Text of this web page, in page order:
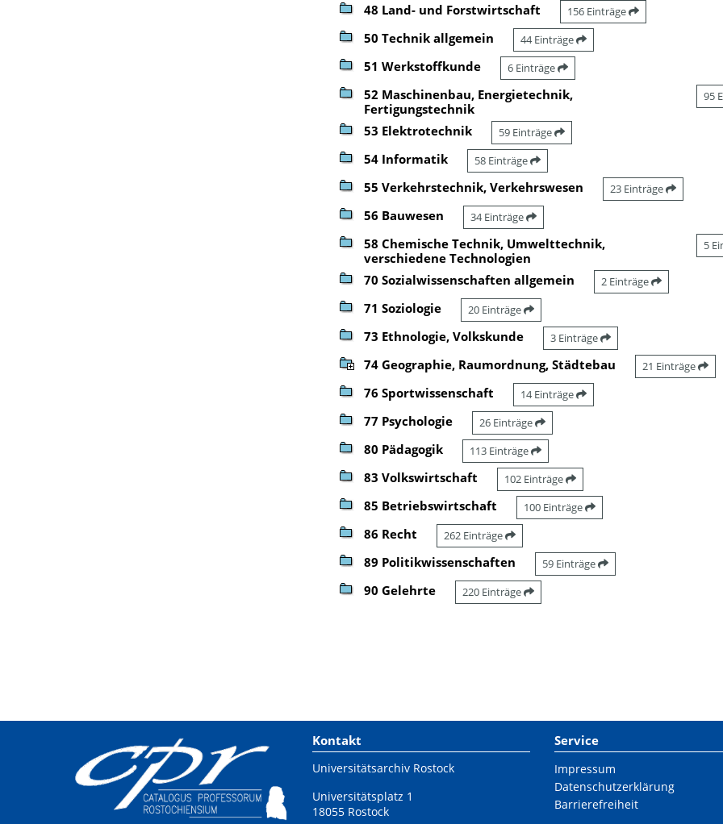
48 Land- und Forstwirtschaft 156 Einträge
50 Technik allgemein 44 Einträge
51 Werkstoffkunde 6 Einträge
52 Maschinenbau, Energietechnik,
Fertigungstechnik
95
53 Elektrotechnik 59 Einträge
54 Informatik 58 Einträge
55 Verkehrstechnik, Verkehrswesen 23 Einträge
56 Bauwesen 34 Einträge
58 Chemische Technik, Umwelttechnik,
verschiedene Technologien
5
70 Sozialwissenschaften allgemein 2 Einträge
71 Soziologie 20 Einträge
73 Ethnologie, Volkskunde 3 Einträge
74 Geographie, Raumordnung, Städtebau 21 Einträge
76 Sportwissenschaft 14 Einträge
77 Psychologie 26 Einträge
80 Pädagogik 113 Einträge
83 Volkswirtschaft 102 Einträge
85 Betriebswirtschaft 100 Einträge
86 Recht 262 Einträge
89 Politikwissenschaften 59 Einträge
90 Gelehrte 220 Einträge
Kontakt
Universitätsarchiv Rostock
Universitätsplatz 1
18055 Rostock
Service
Impressum
Datenschutzerklärung
Barrierefreiheit